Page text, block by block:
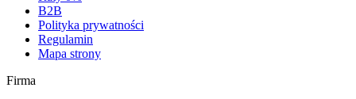
B2B
Polityka prywatności
Regulamin
Mapa strony
Firma